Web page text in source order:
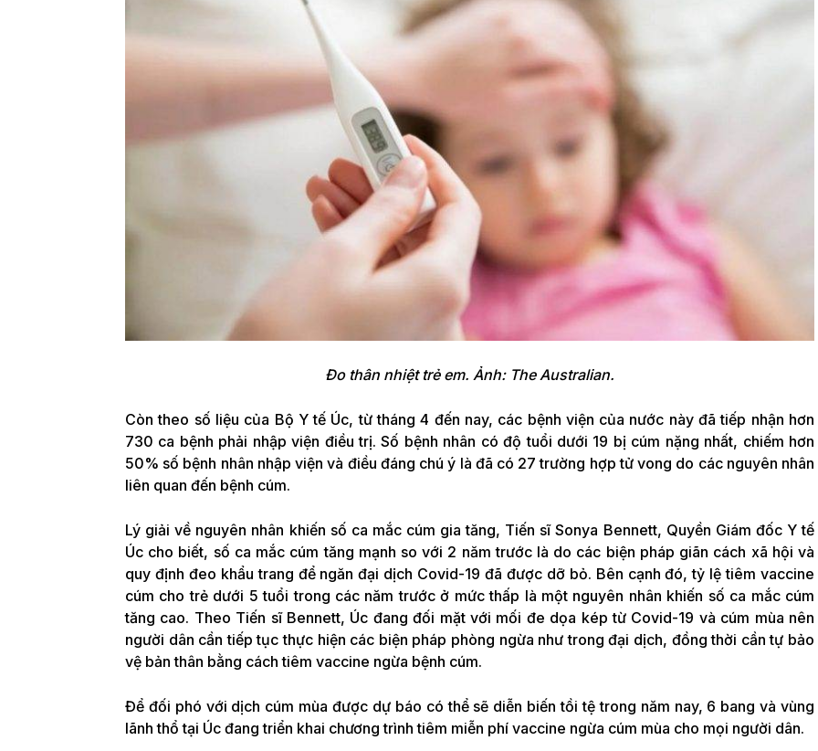
Đo thân nhiệt trẻ em. Ảnh: The Australian.
Còn theo số liệu của Bộ Y tế Úc, từ tháng 4 đến nay, các bệnh viện của nước này đã tiếp nhận hơn
730 ca bệnh phải nhập viện điều trị. Số bệnh nhân có độ tuổi dưới 19 bị cúm nặng nhất, chiếm hơn
50% số bệnh nhân nhập viện và điều đáng chú ý là đã có 27 trường hợp tử vong do các nguyên nhân
liên quan đến bệnh cúm.
Lý giải về nguyên nhân khiến số ca mắc cúm gia tăng, Tiến sĩ Sonya Bennett, Quyền Giám đốc Y tế
Úc cho biết, số ca mắc cúm tăng mạnh so với 2 năm trước là do các biện pháp giãn cách xã hội và
quy định đeo khẩu trang để ngăn đại dịch Covid-19 đã được dỡ bỏ. Bên cạnh đó, tỷ lệ tiêm vaccine
cúm cho trẻ dưới 5 tuổi trong các năm trước ở mức thấp là một nguyên nhân khiến số ca mắc cúm
tăng cao. Theo Tiến sĩ Bennett, Úc đang đối mặt với mối đe dọa kép từ Covid-19 và cúm mùa nên
người dân cần tiếp tục thực hiện các biện pháp phòng ngừa như trong đại dịch, đồng thời cần tự bảo
vệ bản thân bằng cách tiêm vaccine ngừa bệnh cúm.
Để đối phó với dịch cúm mùa được dự báo có thể sẽ diễn biến tồi tệ trong năm nay, 6 bang và vùng
lãnh thổ tại Úc đang triển khai chương trình tiêm miễn phí vaccine ngừa cúm mùa cho mọi người dân.